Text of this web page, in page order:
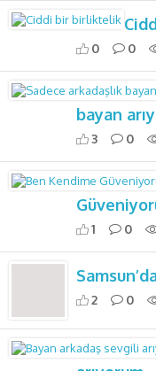
0 0
bayan
3 0
1 0
2 0